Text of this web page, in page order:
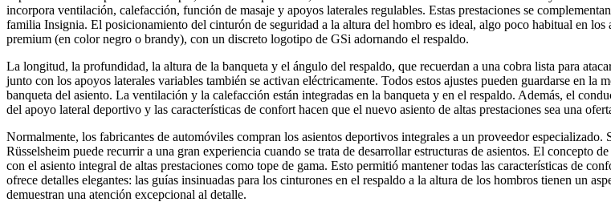
incorpora ventilación, calefacción, función de masaje y apoyos laterales regulables. Estas prestaciones se
familia Insignia. El posicionamiento del cinturón de seguridad a la altura del hombro es ideal, algo poco habitual en
premium (en color negro o brandy), con un discreto logotipo de GSi adornando el respaldo.
La longitud, la profundidad, la altura de la banqueta y el ángulo del respaldo, que recuerdan a una cobra lista para
junto con los apoyos laterales variables también se activan eléctricamente. Todos estos ajustes pueden guardarse en
banqueta del asiento. La ventilación y la calefacción están integradas en la banqueta y en el respaldo. Además, el
del apoyo lateral deportivo y las características de confort hacen que el nuevo asiento de altas prestaciones sea una
Normalmente, los fabricantes de automóviles compran los asientos deportivos integrales a un proveedor
Rüsselsheim puede recurrir a una gran experiencia cuando se trata de desarrollar estructuras de asientos. El concepto
con el asiento integral de altas prestaciones como tope de gama. Esto permitió mantener todas las características de
ofrece detalles elegantes: las guías insinuadas para los cinturones en el respaldo a la altura de los hombros tienen un
demuestran una atención excepcional al detalle.